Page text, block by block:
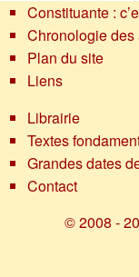
Constituante :
Chronologie des
Plan du site
Liens
Librairie
Textes
Grandes dates
Contact
© 2008 -